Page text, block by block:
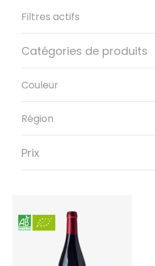
Filtres actifs
Catégories de produits
Couleur
Région
Prix